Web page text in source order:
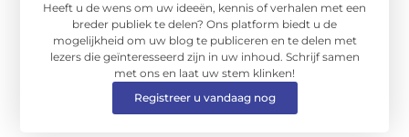
Heeft u de wens om uw ideeën, kennis of verhalen met een
breder publiek te delen? Ons platform biedt u de
mogelijkheid om uw blog te publiceren en te delen met
lezers die geïnteresseerd zijn in uw inhoud. Schrijf samen
met ons en laat uw stem klinken!
Registreer u vandaag nog